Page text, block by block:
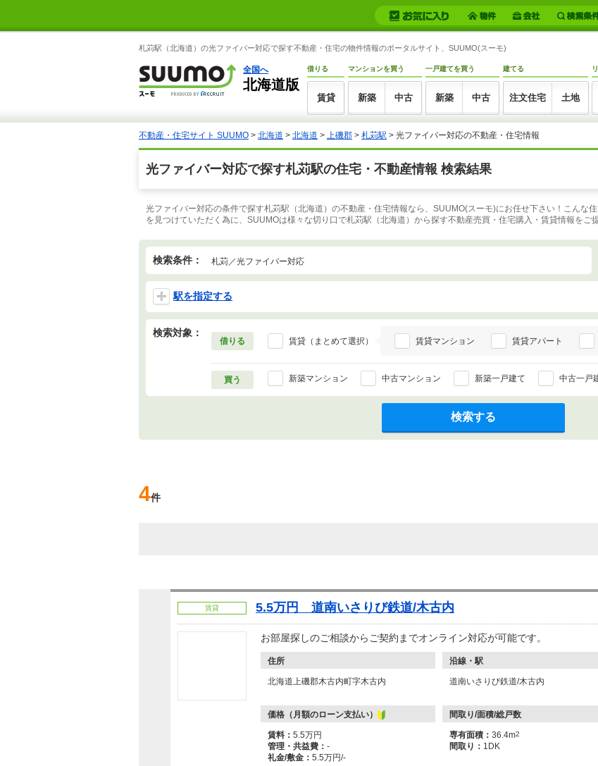
札苅駅（北海道）の光ファイバー対応で探す不動産・住宅の物件情報のポータルサイト、SUUMO(スーモ)
全国へ
北海道版
借りる
賃貸
マンションを買う
新築 中古
一戸建てを買う
新築 中古
建てる
注文住宅 土地
不動産・住宅サイト SUUMO > 北海道 > 北海道 > 上磯郡 > 札苅駅 > 光ファイバー対応の不動産・住宅情報
光ファイバー対応で探す札苅駅の住宅・不動産情報 検索結果
光ファイバー対応の条件で探す札苅駅（北海道）の不動産・住宅情報なら、SUUMO(スーモ)にお任せ下さい！こんな
を見つけていただく為に、SUUMOは様々な切り口で札苅駅（北海道）から探す不動産売買・住宅購入・賃貸情報をご提
検索条件： 札苅／光ファイバー対応
駅を指定する
検索対象：
借りる 賃貸（まとめて選択） 賃貸マンション 賃貸アパート
買う 新築マンション 中古マンション 新築一戸建て 中古一戸
検索する
4件
賃貸 5.5万円 道南いさりび鉄道/木古内
お部屋探しのご相談からご契約までオンライン対応が可能です。
住所 沿線・駅
北海道上磯郡木古内町字木古内 道南いさりび鉄道/木古内
価格（月額のローン支払い） 間取り/面積/総戸数
賃料： 5.5万円
管理・共益費： -
礼金/敷金： 5.5万円/-
専有面積： 36.4m2
間取り： 1DK